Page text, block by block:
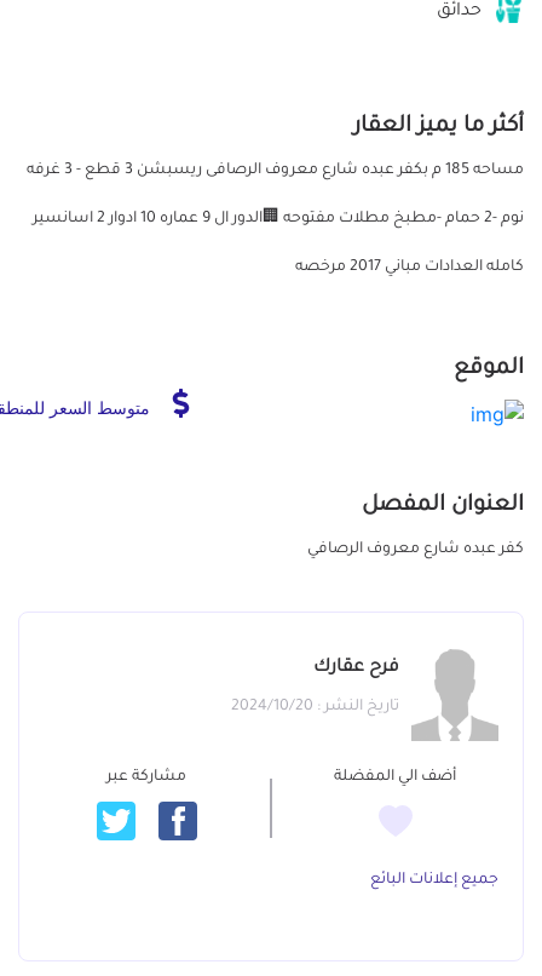
حدائق
أكثر ما يميز العقار
مساحه 185 م بكفر عبده شارع معروف الرصافى ريسبشن 3 قطع - 3 غرفه
نوم -2 حمام -مطبخ مطلات مفتوحه 🏢الدور ال 9 عماره 10 ادوار 2 اسانسير
كامله العدادات مباني 2017 مرخصه
الموقع
متوسط السعر
العنوان المفصل
كفر عبده شارع معروف الرصافي
فرح عقارك
تاريخ النشر : 2024/10/20
أضف الي المفضلة مشاركة عبر
جميع إعلانات البائع